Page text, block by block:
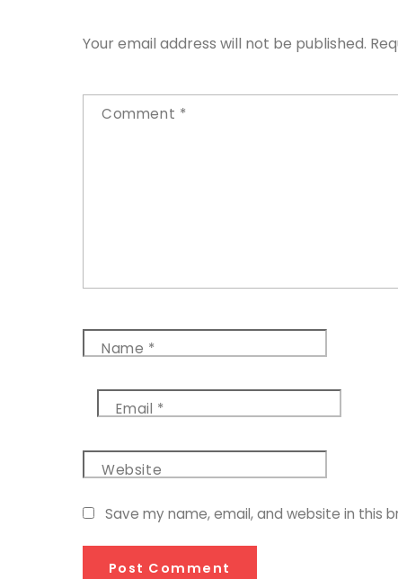
Your email address will not be published.
Comment *
Name *
Email *
Website
Save my name, email, and website in this